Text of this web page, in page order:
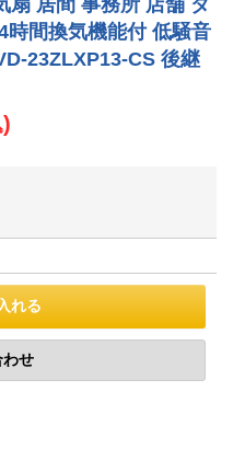
扇 居間 事務所 店舗 ダ
時間換気機能付 低騒音
23ZLXP13-CS 後継